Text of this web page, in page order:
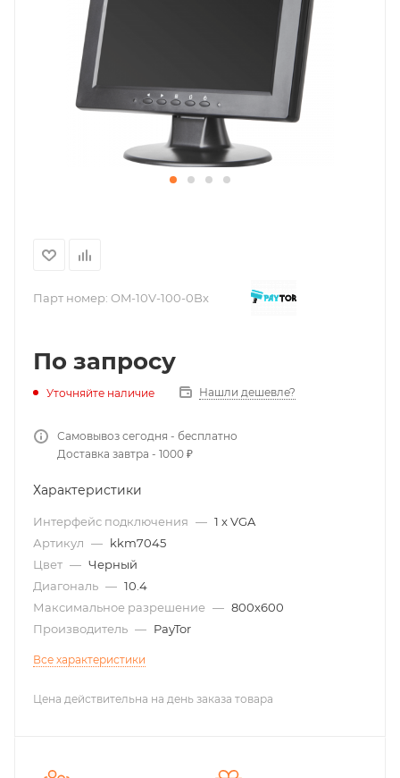
Парт номер: OM-10V-100-0Bx
По запросу
Уточняйте наличие Нашли дешевле?
Самовывоз сегодня - бесплатно
Доставка завтра - 1000 ₽
Характеристики
Интерфейс подключения — 1 x VGA
Артикул — kkm7045
Цвет — Черный
Диагональ — 10.4
Максимальное разрешение — 800х600
Производитель — PayTor
Все характеристики
Цена действительна на день заказа товара